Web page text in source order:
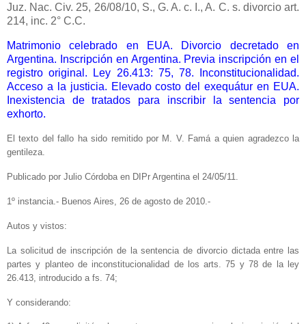
Juz. Nac. Civ. 25, 26/08/10, S., G. A. c. I., A. C. s. divorcio art.
214, inc. 2° C.C.
Matrimonio celebrado en EUA. Divorcio decretado en
Argentina. Inscripción en Argentina. Previa inscripción en el
registro original. Ley 26.413: 75, 78. Inconstitucionalidad.
Acceso a la justicia. Elevado costo del exequátur en EUA.
Inexistencia de tratados para inscribir la sentencia por
exhorto.
El texto del fallo ha sido remitido por M. V. Famá a quien agradezco la
gentileza.
Publicado por Julio Córdoba en DIPr Argentina el 24/05/11.
1º instancia.- Buenos Aires, 26 de agosto de 2010.-
Autos y vistos:
La solicitud de inscripción de la sentencia de divorcio dictada entre las
partes y planteo de inconstitucionalidad de los arts. 75 y 78 de la ley
26.413, introducido a fs. 74;
Y considerando: